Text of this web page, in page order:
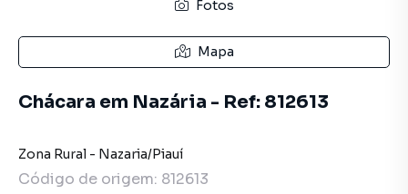
Fotos
Mapa
Chácara em Nazária - Ref: 812613
Zona Rural - Nazaria/Piauí
Código de origem: 812613